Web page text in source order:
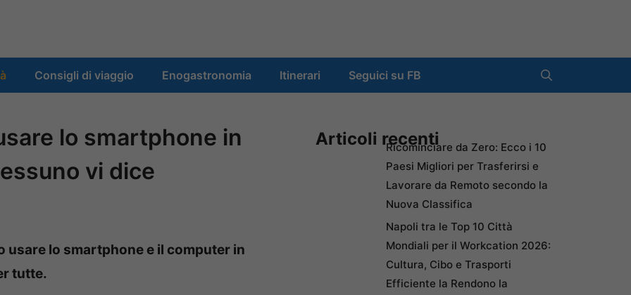
Consigli di viaggio Enogastronomia Itinerari Seguici su FB
lo smartphone in
vi dice
usare lo smartphone e il computer in
tutte.
Articoli recentiRicominciare da Zero: Ecco i 10
Paesi Migliori per Trasferirsi e
Lavorare da Remoto secondo la
Nuova Classifica
Napoli tra le Top 10 Città
Mondiali per il Workcation 2026:
Cultura, Cibo e Trasporti
Efficiente la Rendono la